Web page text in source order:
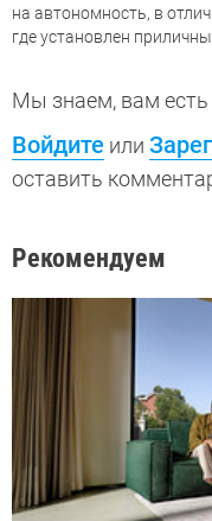
на автономность, в
где установлен
Мы знаем, вам есть
Войдите или
оставить
Рекомендуем